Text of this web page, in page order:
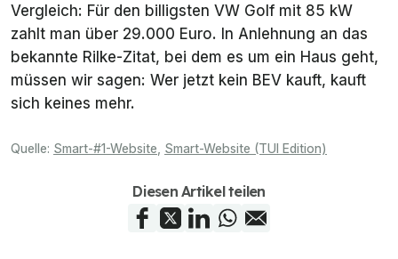
Vergleich: Für den billigsten VW Golf mit 85 kW
zahlt man über 29.000 Euro. In Anlehnung an das
bekannte Rilke-Zitat, bei dem es um ein Haus geht,
müssen wir sagen: Wer jetzt kein BEV kauft, kauft
sich keines mehr.
Quelle: Smart-#1-Website Smart-Website (TUI Edition)
Diesen Artikel teilen